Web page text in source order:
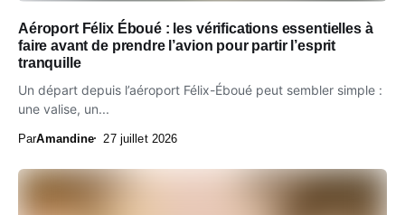
Aéroport Félix Éboué : les vérifications essentielles à
faire avant de prendre l’avion pour partir l’esprit
tranquille
Un départ depuis l’aéroport Félix-Éboué peut sembler simple :
une valise, un...
ParAmandine 27 juillet 2026